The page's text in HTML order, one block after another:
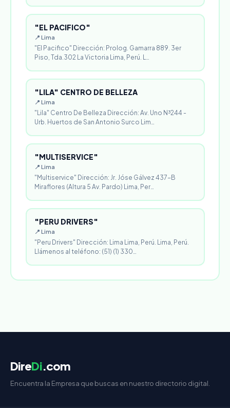
"EL PACIFICO"
📍 Lima
"El Pacifico" Dirección: Prolog. Gamarra 889. 3er
Piso, Tda.302 La Victoria Lima, Perú. L…
"LILA" CENTRO DE BELLEZA
📍 Lima
"Lila" Centro De Belleza Dirección: Av. Uno N³244 -
Urb. Huertos de San Antonio Surco Lim…
"MULTISERVICE"
📍 Lima
"Multiservice" Dirección: Jr. Jóse Gálvez 437-B
Miraflores (Altura 5 Av. Pardo) Lima, Per…
"PERU DRIVERS"
📍 Lima
"Peru Drivers" Dirección: Lima Lima, Perú. Lima, Perú.
Llámenos al teléfono: (51) (1) 330…
DireDi.com
Encuentra la Empresa que buscas en nuestro directorio digital.